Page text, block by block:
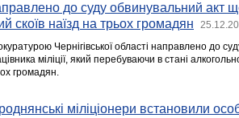
до суду обвинувальний акт
скоїв наїзд на трьох громадян
Чернігівської області направлено до
міліції, який перебуваючи в стані
громадян.
міліціонери встановили